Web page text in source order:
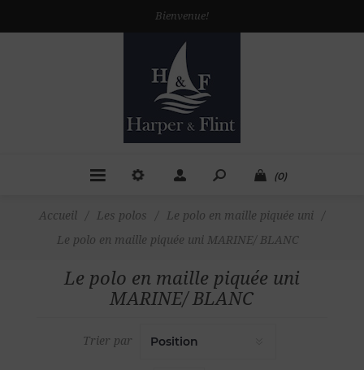
Bienvenue!
(0)
Accueil / Les polos / Le polo en maille piquée uni
/
Le polo en maille piquée uni MARINE/ BLANC
Le polo en maille piquée uni
MARINE/ BLANC
Trier par